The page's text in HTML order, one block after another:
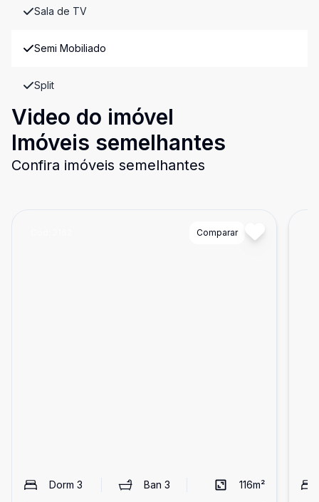
Sala de TV
Semi Mobiliado
Split
Video do imóvel
Imóveis semelhantes
Confira imóveis semelhantes
Comparar
Dorm 3 Ban3 116m²